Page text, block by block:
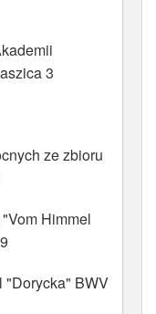
3
ze zbioru
Himmel
"Dorycka" BWV